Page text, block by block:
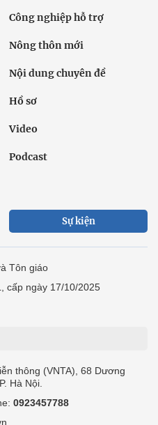
Công nghiệp hỗ trợ
Nông thôn mới
Nội dung chuyên đề
Hồ sơ
Video
Podcast
Sự kiện
Tôn giáo
cấp ngày 17/10/2025
thông (VNTA), 68 Dương
Hà Nội.
0923457788